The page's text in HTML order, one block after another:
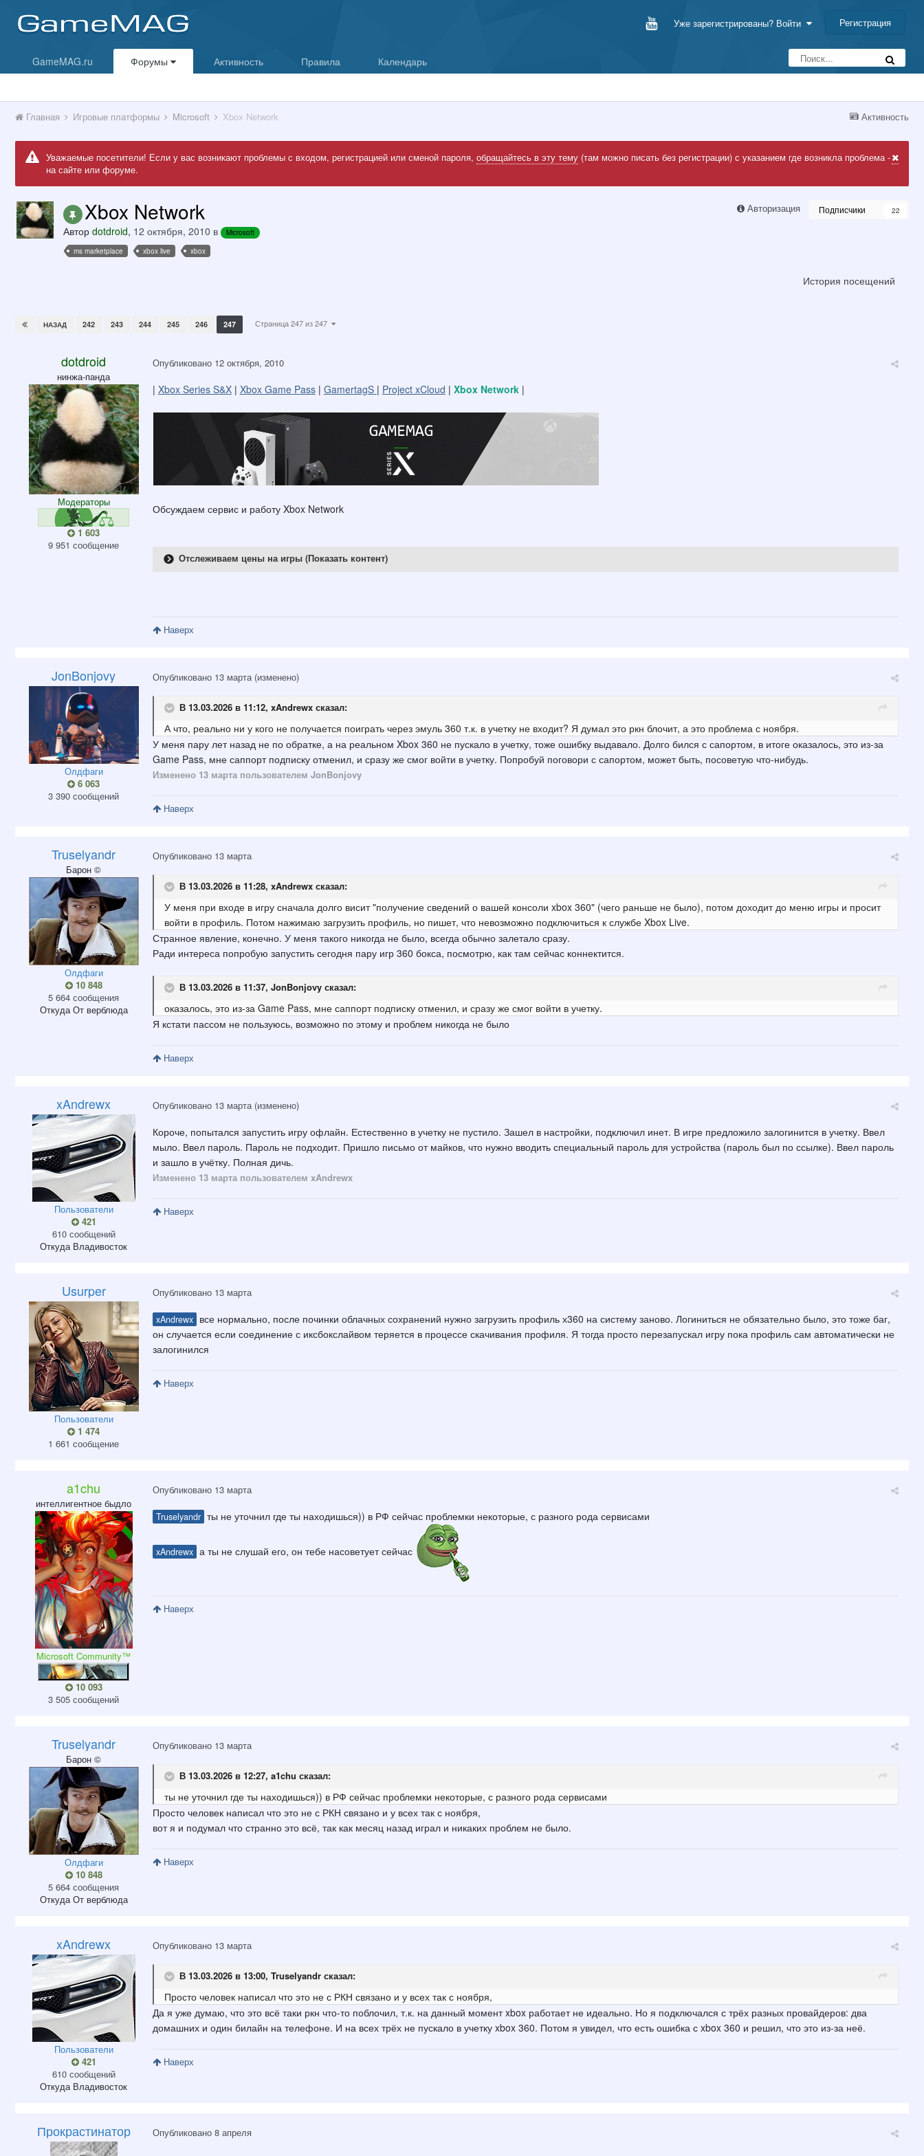
Уже зарегистрированы? Войти Регистрация
GameMAG.ru Форумы Активность Правила Календарь
Активность
Главная Игровые платформы Microsoft Xbox Network
Уважаемые посетители! Если у вас возникают проблемы с входом, регистрацией или сменой пароля, обращайтесь в эту тему(там можно писать без регистрации) с указанием где возникла проблема -
на сайте или форуме.
Авторизация Подписчики 22
Xbox Network
Автор dotdroid, 12 октября, 2010 в
Microsoft
ms marketplace
xbox live xbox
История посещений
НАЗАД 242 243 244 245 246 247 Страница 247 из 247
dotdroid
нинжа-панда
Модераторы
1 603
9 951 сообщение
Опубликовано 12 октября, 2010
| Xbox Series S&X| Xbox Game Pass | GamertagS | Project xCloud | Xbox Network |
Обсуждаем сервис и работу Xbox Network
Отслеживаем цены на игры (Показать контент)
Наверх
JonBonjovy
Олдфаги
6 063
3 390 сообщений
Опубликовано 13 марта (изменено)
В 13.03.2026 в 11:12, xAndrewxсказал:
А что, реально ни у кого не получается поиграть через эмуль 360 т.к. в учетку не входит? Я думал это ркн блочит, а это проблема с ноября.
У меня пару лет назад не по обратке, а на реальном Xbox 360 не пускало в учетку, тоже ошибку выдавало. Долго бился с сапортом, в итоге оказалось, это из-за
Game Pass, мне саппорт подписку отменил, и сразу же смог войти в учетку. Попробуй поговори с сапортом, может быть, посоветую что-нибудь.
Изменено 13 мартапользователем JonBonjovy
Наверх
Truselyandr
Барон ©
Олдфаги
10 848
5 664 сообщения
Откуда От верблюда
Опубликовано 13 марта
В 13.03.2026 в 11:28, xAndrewxсказал:
У меня при входе в игру сначала долго висит "получение сведений о вашей консоли xbox 360" (чего раньше не было), потом доходит до меню игры и просит
войти в профиль. Потом нажимаю загрузить профиль, но пишет, что невозможно подключиться к службе Xbox Live.
Странное явление, конечно. У меня такого никогда не было, всегда обычно залетало сразу.
Ради интереса попробую запустить сегодня пару игр 360 бокса, посмотрю, как там сейчас коннектится.
В 13.03.2026 в 11:37, JonBonjovyсказал:
оказалось, это из-за Game Pass, мне саппорт подписку отменил, и сразу же смог войти в учетку.
Я кстати пассом не пользуюсь, возможно по этому и проблем никогда не было
Наверх
xAndrewx
Пользователи
421
610 сообщений
Откуда Владивосток
Опубликовано 13 марта (изменено)
Короче, попытался запустить игру офлайн. Естественно в учетку не пустило. Зашел в настройки, подключил инет. В игре предложило залогинится в учетку. Ввел
мыло. Ввел пароль. Пароль не подходит. Пришло письмо от майков, что нужно вводить специальный пароль для устройства (пароль был по ссылке). Ввел пароль
и зашло в учётку. Полная дичь.
Изменено 13 мартапользователем xAndrewx
Наверх
Usurper
Пользователи
1 474
1 661 сообщение
Опубликовано 13 марта
xAndrewx все нормально, после починки облачных сохранений нужно загрузить профиль х360 на систему заново. Логиниться не обязательно было, это тоже баг,
он случается если соединение с иксбокслайвом теряется в процессе скачивания профиля. Я тогда просто перезапускал игру пока профиль сам автоматически не
залогинился
Наверх
a1chu
интеллигентное быдло
Microsoft Community™
10 093
3 505 сообщений
Опубликовано 13 марта
Truselyandr ты не уточнил где ты находишься)) в РФ сейчас проблемки некоторые, с разного рода сервисами
xAndrewx а ты не слушай его, он тебе насоветует сейчас
Наверх
Truselyandr
Барон ©
Олдфаги
10 848
5 664 сообщения
Откуда От верблюда
Опубликовано 13 марта
В 13.03.2026 в 12:27, a1chu сказал:
ты не уточнил где ты находишься)) в РФ сейчас проблемки некоторые, с разного рода сервисами
Просто человек написал что это не с РКН связано и у всех так с ноября,
вот я и подумал что странно это всё, так как месяц назад играл и никаких проблем не было.
Наверх
xAndrewx
Пользователи
421
610 сообщений
Откуда Владивосток
Опубликовано 13 марта
В 13.03.2026 в 13:00, Truselyandrсказал:
Просточеловек написал что это не с РКН связано и у всех так с ноября,
Да я уже думаю, что это всё таки ркн что-то поблочил, т.к. на данный момент xbox работает не идеально. Но я подключался с трёх разных провайдеров: два
домашних и один билайн на телефоне. И на всех трёх не пускало в учетку xbox 360. Потом я увидел, что есть ошибка с xbox 360 и решил, что это из-за неё.
Наверх
Прокрастинатор Опубликовано 8 апреля